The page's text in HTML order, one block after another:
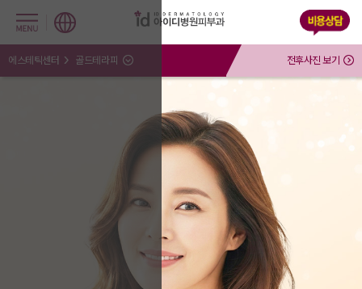
에스테틱센터 골드테라피 전후사진 보기